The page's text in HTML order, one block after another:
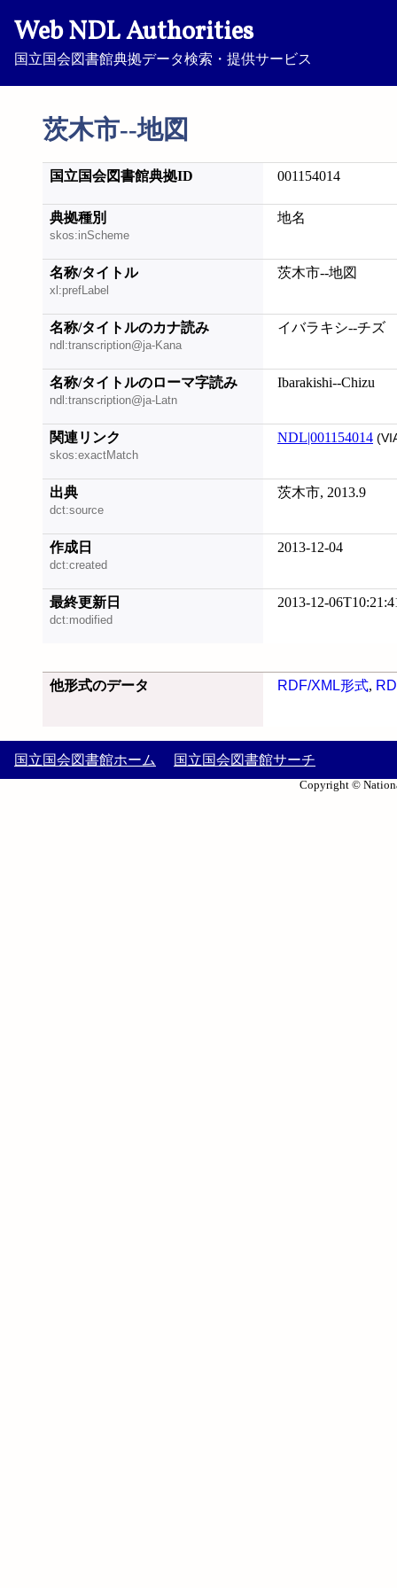
Web NDL Authorities
国立国会図書館典拠データ検索・提供サービス
茨木市--地図
国立国会図書館典拠ID 001154014
典拠種別
skos:inScheme
地名
名称/タイトル
xl:prefLabel
茨木市--地図
名称/タイトルのカナ読み
ndl:transcription@ja-Kana
イバラキシ--チズ
名称/タイトルのローマ字読み
ndl:transcription@ja-Latn
Ibarakishi--Chizu
関連リンク
skos:exactMatch
NDL|001154014
出典
dct:source
茨木市, 2013.9
作成日
dct:created
2013-12-04
最終更新日
dct:modified
2013-12-
他形式のデータ RDF/XML形式,
国立国会図書館ホーム 国立国会図書館サーチ
Copyright ©